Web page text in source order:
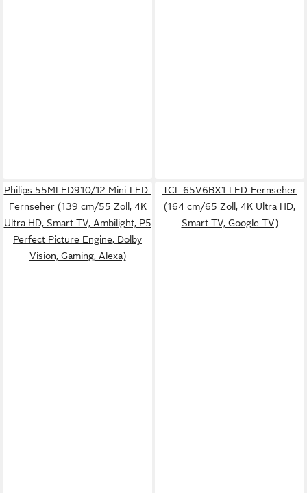
Philips 55MLED910/12 Mini-LED-
Fernseher (139 cm/55 Zoll, 4K
Ultra HD, Smart-TV, Ambilight, P5
Perfect Picture Engine, Dolby
Vision, Gaming, Alexa)
TCL 65V6BX1 LED-Fernseher
(164 cm/65 Zoll, 4K Ultra HD,
Smart-TV, Google TV)